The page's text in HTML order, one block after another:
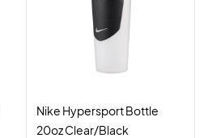
Nike Hypersport Bottle
20oz Clear/Black